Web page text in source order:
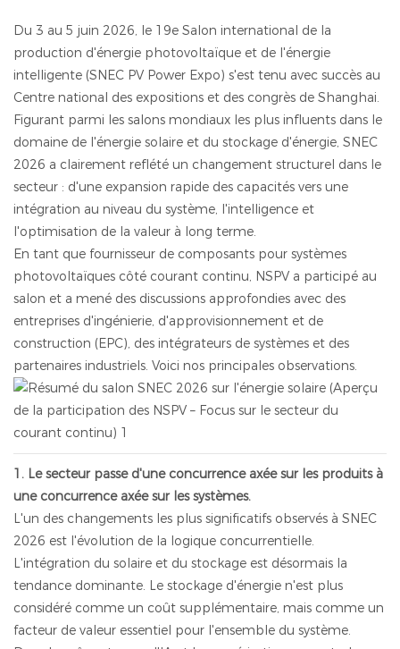
Du 3 au 5 juin 2026, le 19e Salon international de la
production d'énergie photovoltaïque et de l'énergie
intelligente (SNEC PV Power Expo) s'est tenu avec succès au
Centre national des expositions et des congrès de Shanghai.
Figurant parmi les salons mondiaux les plus influents dans le
domaine de l'énergie solaire et du stockage d'énergie, SNEC
2026 a clairement reflété un changement structurel dans le
secteur : d'une expansion rapide des capacités vers une
intégration au niveau du système, l'intelligence et
l'optimisation de la valeur à long terme.
En tant que fournisseur de composants pour systèmes
photovoltaïques côté courant continu, NSPV a participé au
salon et a mené des discussions approfondies avec des
entreprises d'ingénierie, d'approvisionnement et de
construction (EPC), des intégrateurs de systèmes et des
partenaires industriels. Voici nos principales observations.
1. Le secteur passe d'une concurrence axée sur les produits à
une concurrence axée sur les systèmes.
L'un des changements les plus significatifs observés à SNEC
2026 est l'évolution de la logique concurrentielle.
L'intégration du solaire et du stockage est désormais la
tendance dominante. Le stockage d'énergie n'est plus
considéré comme un coût supplémentaire, mais comme un
facteur de valeur essentiel pour l'ensemble du système.